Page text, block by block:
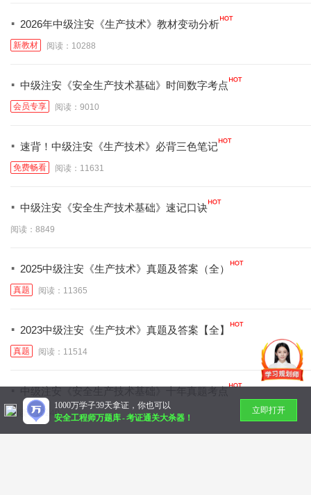
· 2026年中级注安《生产技术》教材变动分析
新教材 阅读：10288
· 中级注安《安全生产技术基础》时间数字考点
会员专享 阅读：9010
· 速背！中级注安《生产技术》必背三色笔记
免费畅看 阅读：11631
· 中级注安《安全生产技术基础》速记口诀
阅读：8849
· 2025中级注安《生产技术》真题及答案（全）
真题 阅读：11365
· 2023中级注安《生产技术》真题及答案【全】
真题 阅读：11514
·
阅读：10240
1000万学子39天拿证，你也可以
安全工程师万题库-考证通关大杀器！
立即打开